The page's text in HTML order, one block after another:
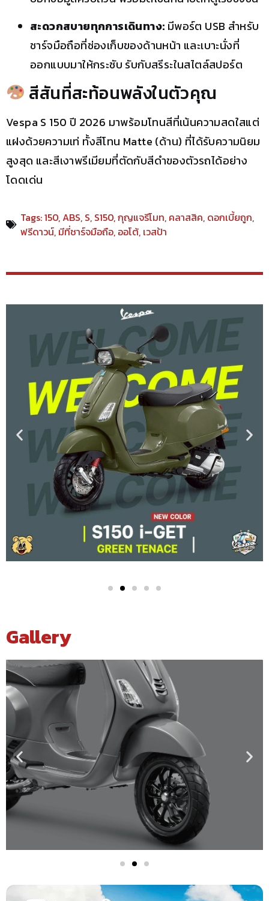
สะดวกสบายทุกการเดินทาง: มีพอร์ต USB สำหรับ
ชาร์จมือถือที่ช่องเก็บของด้านหน้า และเบาะนั่งที่
ออกแบบมาให้กระชับ รับกับสรีระในสไตล์สปอร์ต
สีสันที่สะท้อนพลังในตัวคุณ
Vespa S 150 ปี 2026 มาพร้อมโทนสีที่เน้นความสดใสแต่
แฝงด้วยความเท่ ทั้งสีโทน Matte (ด้าน) ที่ได้รับความนิยม
สูงสุด และสีเงาพรีเมียมที่ตัดกับสีดำของตัวรถได้อย่าง
โดดเด่น
Tags:150,ABS, S, S150,กุญแจรีโมท, คลาสสิค, ดอกเบี้ยถูก,
ฟรีดาวน์, มีที่ชาร์จมือถือ, ออโต้, เวสป้า
Gallery